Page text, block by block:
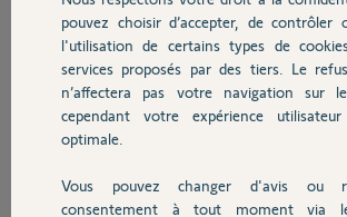
Chauffage
Autres produits
Devis avec un pro
Bonjour,
Vous pouvez vous inspirer de cette discussion et de sa
http://forum.somfy.fr/questions/861908-solution-
Pouvez-vous montrer une photo du vérin défaillant ?
Après une petite recherche, l'électronique est
montages, reste l'adaptation mécanique qui ne doit
Richy C. il y a plus de 11 ans
pouvez choisir d’accepter, de contrôler
l'utilisation de certains types de
services proposés par des tiers. Le
n’affectera pas votre navigation sur
cependant votre expérience
optimale.
Vous pouvez changer d'avis ou
consentement à tout moment via